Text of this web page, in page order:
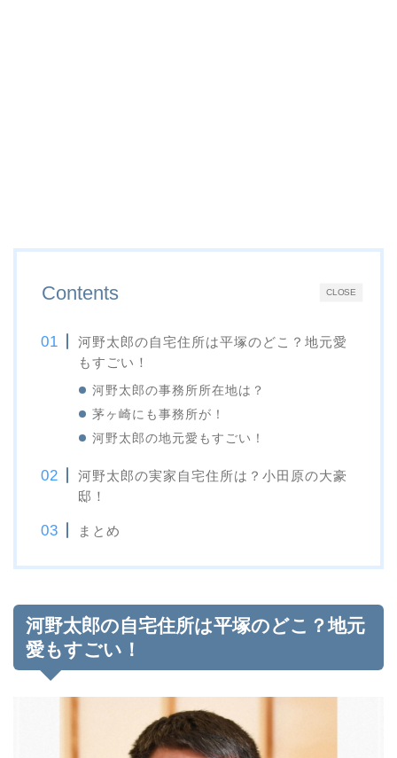
CLOSE
Contents
河野太郎の自宅住所は平塚のどこ？地元愛
もすごい！
河野太郎の事務所所在地は？
茅ヶ崎にも事務所が！
河野太郎の地元愛もすごい！
河野太郎の実家自宅住所は？小田原の大豪
邸！
まとめ
河野太郎の自宅住所は平塚のどこ？地元
愛もすごい！